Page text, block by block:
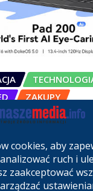
ZAKUPY
200
Polsce